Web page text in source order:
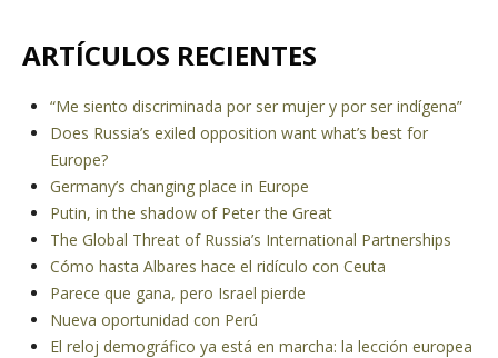
ARTÍCULOS RECIENTES
“Me siento discriminada por ser mujer y por ser indígena”
Does Russia’s exiled opposition want what’s best for
Europe?
Germany’s changing place in Europe
Putin, in the shadow of Peter the Great
The Global Threat of Russia’s International Partnerships
Cómo hasta Albares hace el ridículo con Ceuta
Parece que gana, pero Israel pierde
Nueva oportunidad con Perú
El reloj demográfico ya está en marcha: la lección europea